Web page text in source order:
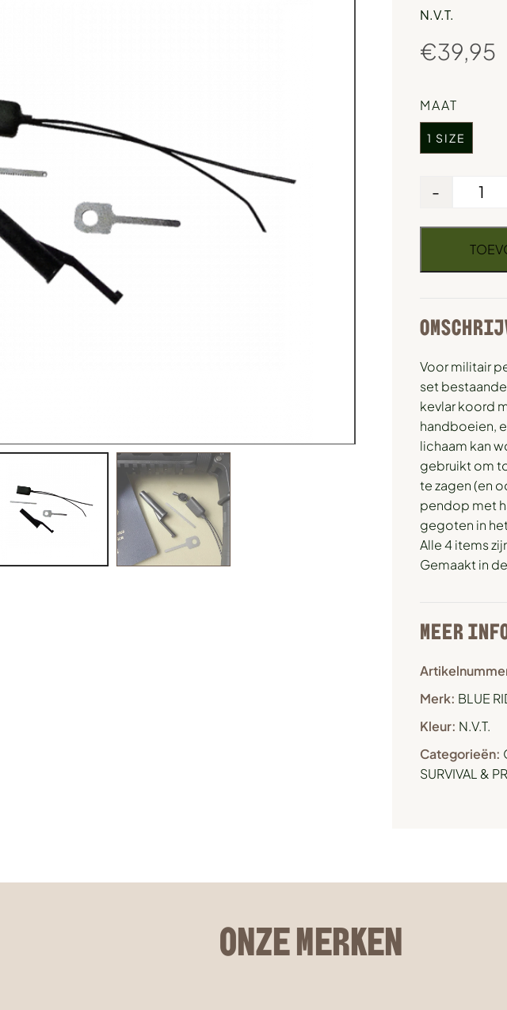
N.V.T.
€39,95
MAAT
1 SIZE
-
Voor militair
set
kevlar koord
handboeien,
lichaam kan
gebruikt om
te zagen (en
pendop met
gegoten in
Alle 4 items
Gemaakt in
MEER
Merk: BLUE
Kleur: N.V.T.
Categorieën:
SURVIVAL &
ONZE MERKEN